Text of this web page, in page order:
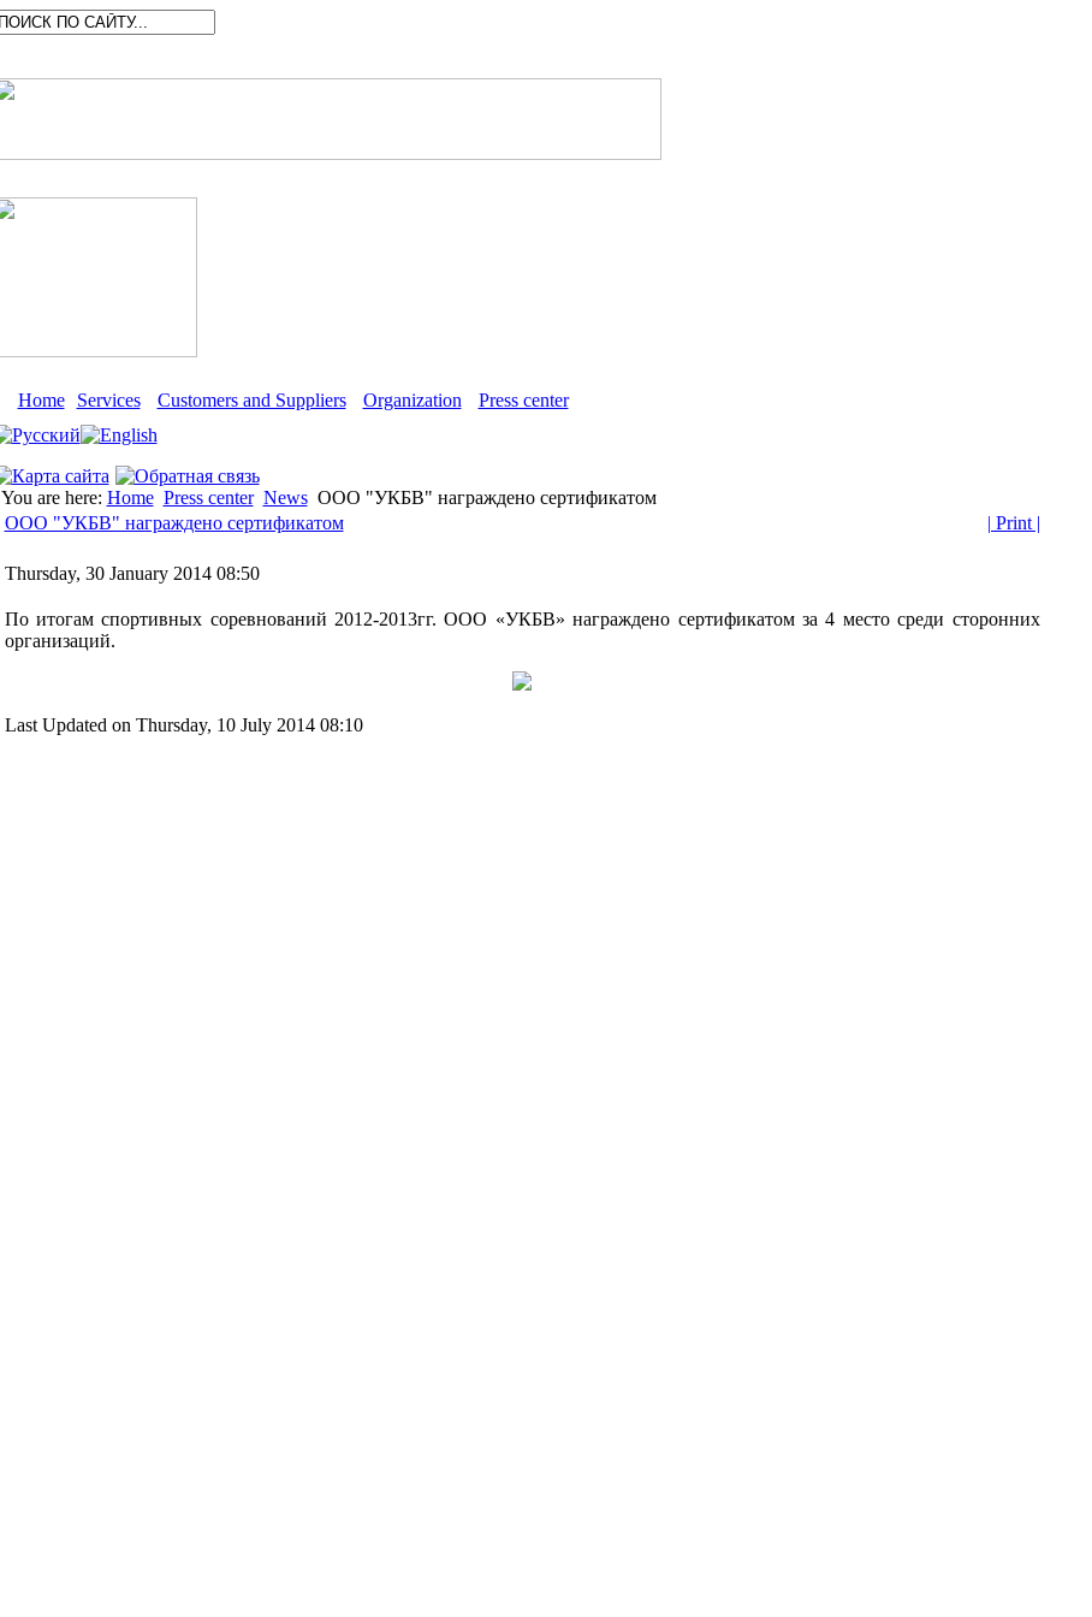
Home Services Customers and Suppliers Organization Press center
You are here: Home Press center News ООО "УКБВ" награждено сертификатом
ООО "УКБВ" награждено сертификатом
| Print |
Thursday, 30 January 2014 08:50
По итогам спортивных соревнований 2012-2013гг. ООО «УКБВ» награждено сертификатом за 4 место среди сторонних
организаций.
Last Updated on Thursday, 10 July 2014 08:10